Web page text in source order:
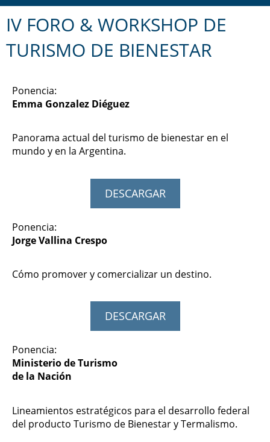
IV FORO & WORKSHOP DE
TURISMO DE BIENESTAR​
Ponencia:
Emma Gonzalez Diéguez
Panorama actual del turismo de bienestar en el
mundo y en la Argentina.
DESCARGAR
Ponencia:
Jorge Vallina Crespo
Cómo promover y comercializar un destino.
DESCARGAR
Ponencia:
Ministerio de Turismo
de la Nación
Lineamientos estratégicos para el desarrollo federal
del producto Turismo de Bienestar y Termalismo.